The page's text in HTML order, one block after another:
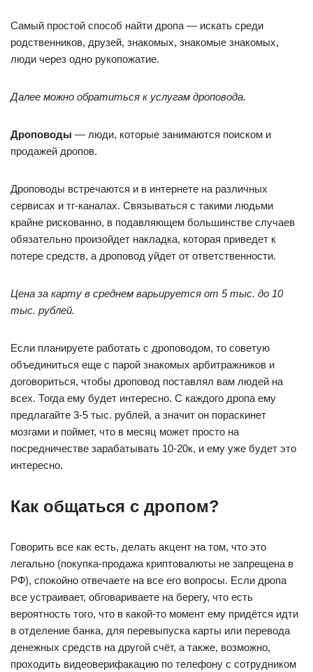
Самый простой способ найти дропа — искать среди
родственников, друзей, знакомых, знакомые знакомых,
люди через одно рукопожатие.
Далее можно обратиться к услугам дроповода.
Дроповоды — люди, которые занимаются поиском и
продажей дропов.
Дроповоды встречаются и в интернете на различных
сервисах и тг-каналах. Связываться с такими людьми
крайне рискованно, в подавляющем большинстве случаев
обязательно произойдет накладка, которая приведет к
потере средств, а дроповод уйдет от ответственности.
Цена за карту в среднем варьируется от 5 тыс. до 10
тыс. рублей.
Если планируете работать с дроповодом, то советую
объединиться еще с парой знакомых арбитражников и
договориться, чтобы дроповод поставлял вам людей на
всех. Тогда ему будет интересно. С каждого дропа ему
предлагайте 3-5 тыс. рублей, а значит он пораскинет
мозгами и поймет, что в месяц может просто на
посредничестве зарабатывать 10-20к, и ему уже будет это
интересно.
Как общаться с дропом?
Говорить все как есть, делать акцент на том, что это
легально (покупка-продажа криптовалюты не запрещена в
РФ), спокойно отвечаете на все его вопросы. Если дропа
все устраивает, обговариваете на берегу, что есть
вероятность того, что в какой-то момент ему придётся идти
в отделение банка, для перевыпуска карты или перевода
денежных средств на другой счёт, а также, возможно,
проходить видеоверифакацию по телефону с сотрудником